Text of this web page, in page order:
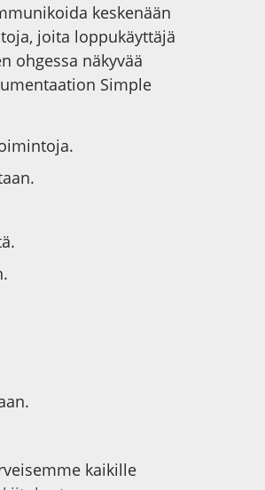
keskenään
joita loppukäyttäjä
ohgessa näkyvää
Simple
kaikille